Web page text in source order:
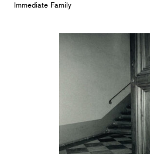
Immediate Family